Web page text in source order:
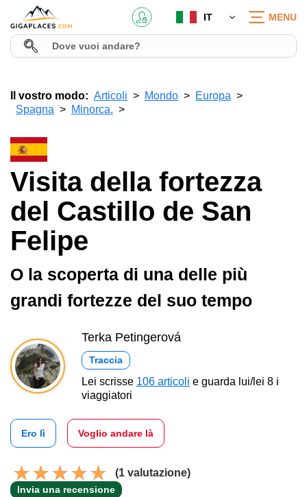
IT MENU
Il vostro modo: Articoli Mondo
Europa
Spagna
Minorca.
Visita della fortezza
del Castillo de San
Felipe
O la scoperta di una delle più
grandi fortezze del suo tempo
Terka Petingerová
Traccia
Lei scrisse 106 articoli e guarda lui/lei 8 i
viaggiatori
Ero lì Voglio andare là
(1 valutazione)
Invia una recensione